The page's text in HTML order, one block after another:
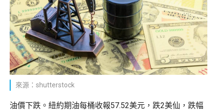
來源：shutterstock
油價下跌。紐約期油每桶收報57.52美元，跌2美仙，跌幅